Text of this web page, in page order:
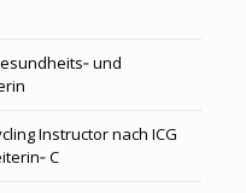
und
Instructor nach ICG
C